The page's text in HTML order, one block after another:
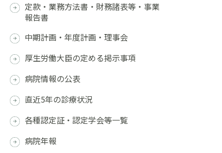
定款・業務方法書・財務諸表等・事業
報告書
中期計画・年度計画・理事会
厚生労働大臣の定める掲示事項
病院情報の公表
直近5年の診療状況
各種認定証・認定学会等一覧
病院年報